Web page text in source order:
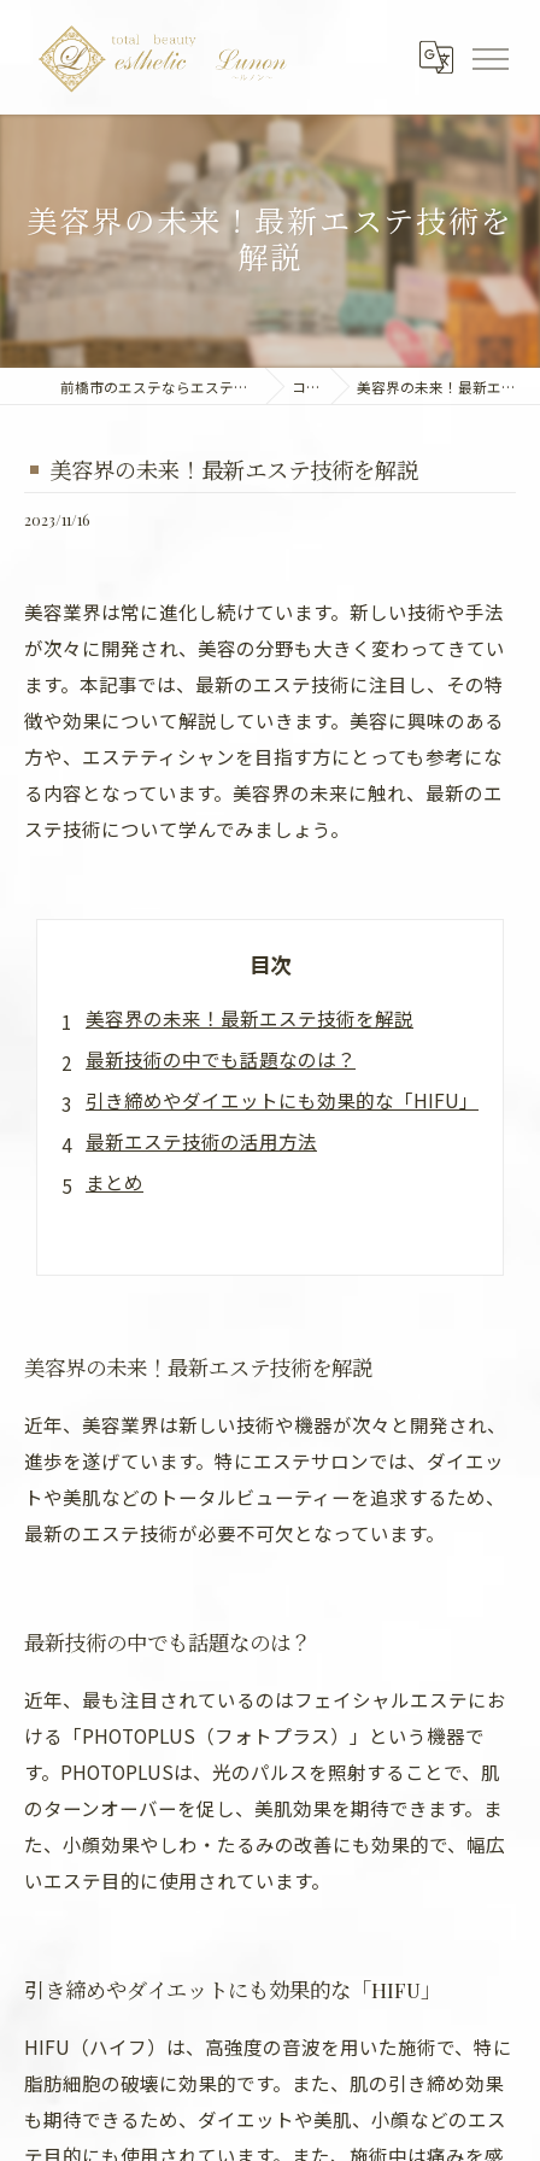
美容界の未来！最新エステ技術を
解説
前橋市のエステならエステティック～Lunon～ コラム 美容界の未来！最新エステ技術を解説
美容界の未来！最新エステ技術を解説
2023/11/16
美容業界は常に進化し続けています。新しい技術や手法
が次々に開発され、美容の分野も大きく変わってきてい
ます。本記事では、最新のエステ技術に注目し、その特
徴や効果について解説していきます。美容に興味のある
方や、エステティシャンを目指す方にとっても参考にな
る内容となっています。美容界の未来に触れ、最新のエ
ステ技術について学んでみましょう。
目次
美容界の未来！最新エステ技術を解説
最新技術の中でも話題なのは？
引き締めやダイエットにも効果的な「HIFU」
最新エステ技術の活用方法
まとめ
美容界の未来！最新エステ技術を解説
近年、美容業界は新しい技術や機器が次々と開発され、
進歩を遂げています。特にエステサロンでは、ダイエッ
トや美肌などのトータルビューティーを追求するため、
最新のエステ技術が必要不可欠となっています。
最新技術の中でも話題なのは？
近年、最も注目されているのはフェイシャルエステにお
ける「PHOTOPLUS（フォトプラス）」という機器で
す。PHOTOPLUSは、光のパルスを照射することで、肌
のターンオーバーを促し、美肌効果を期待できます。ま
た、小顔効果やしわ・たるみの改善にも効果的で、幅広
いエステ目的に使用されています。
引き締めやダイエットにも効果的な「HIFU」
HIFU（ハイフ）は、高強度の音波を用いた施術で、特に
脂肪細胞の破壊に効果的です。また、肌の引き締め効果
も期待できるため、ダイエットや美肌、小顔などのエス
テ目的にも使用されています。また、施術中は痛みを感